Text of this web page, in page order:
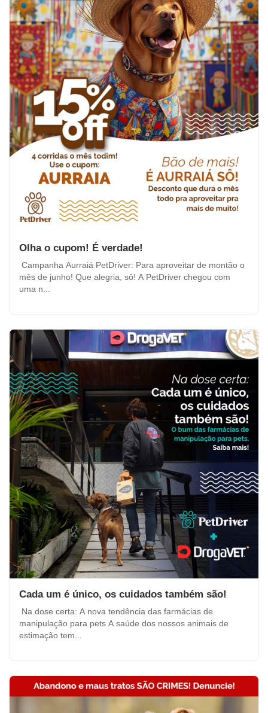
Olha o cupom! É verdade!
Campanha Aurraiá PetDriver: Para aproveitar de montão o
mês de junho! Que alegria, sô! A PetDriver chegou com
uma n...
Cada um é único, os cuidados também são!
Na dose certa: A nova tendência das farmácias de
manipulação para pets A saúde dos nossos animais de
estimação tem...